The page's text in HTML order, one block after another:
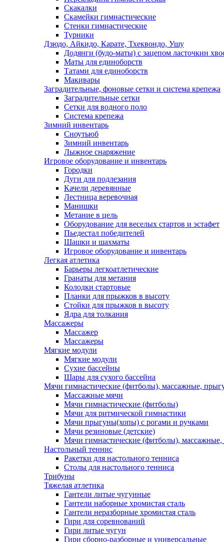
Скакалки
Скамейки гимнастические
Стенки гимнастические
Турники
Дзюдо, Айкидо, Карате, Тхеквондо, Ушу
Додянги (будо-маты) с зацепом ласточкин
Маты для единоборств
Татами для единоборств
Макивары
Заградительные, фоновые сетки и система крепежа
Заградительные сетки
Сетки для водного поло
Система крепежа
Зимний инвентарь
Сноутьюб
Зимний инвентарь
Лыжное снаряжение
Игровое оборудование и инвентарь
Городки
Дуги для подлезания
Качели деревянные
Лестница веревочная
Манишки
Метание в цель
Оборудование для веселых стартов и эстафет
Пьедестал победителей
Шашки и шахматы
Игровое оборудование и инвентарь
Легкая атлетика
Барьеры легкоатлетические
Гранаты для метания
Колодки стартовые
Планки для прыжков в высоту
Стойки для прыжков в высоту
Ядра для толкания
Массажеры
Массажер
Массажеры
Мягкие модули
Мягкие модули
Сухие бассейны
Шары для сухого бассейна
Мячи гимнастические (фитболы), массажные,
Массажные мячи
Мячи гимнастические (фитболы)
Мячи для ритмической гимнастики
Мячи прыгуны(хопы) с рогами и ручками
Мячи резиновые (детские)
Мячи гимнастические (фитболы),
Настольный теннис
Ракетки для настольного тенниса
Столы для настольного тенниса
Трибуны
Тяжелая атлетика
Гантели литые чугунные
Гантели наборные хромистая сталь
Гантели неразборные хромистая сталь
Гири для соревнований
Гири литые чугун
Гири сборно-разборные и универсальные